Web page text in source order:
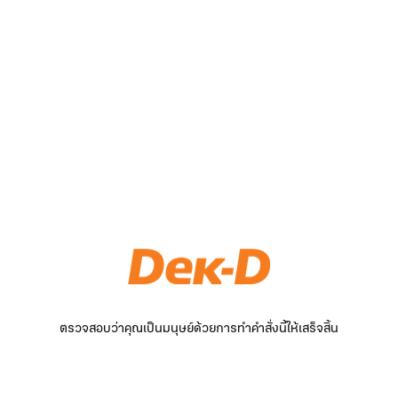
ตรวจสอบว่าคุณเป็นมนุษย์ด้วยการทำคำสั่งนี้ให้เสร็จสิ้น